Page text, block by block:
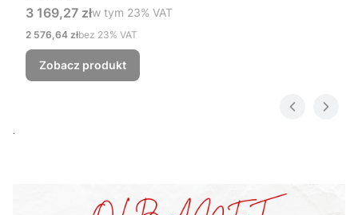
Cena brutto
3 169,27 złw tym %s VAT
w tym 23% VAT
Cena netto
2 576,64 złbez 23% VAT
Zobacz produkt